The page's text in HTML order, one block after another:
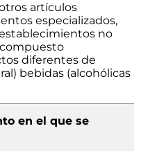
artículos
especializados,
no
diferentes de
bebidas (alcohólicas
en el que se